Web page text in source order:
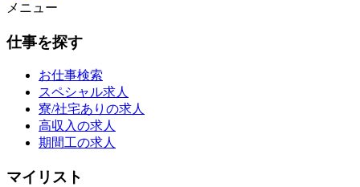
メニュー
仕事を探す
お仕事検索
スペシャル求人
寮/社宅ありの求人
高収入の求人
期間工の求人
マイリスト